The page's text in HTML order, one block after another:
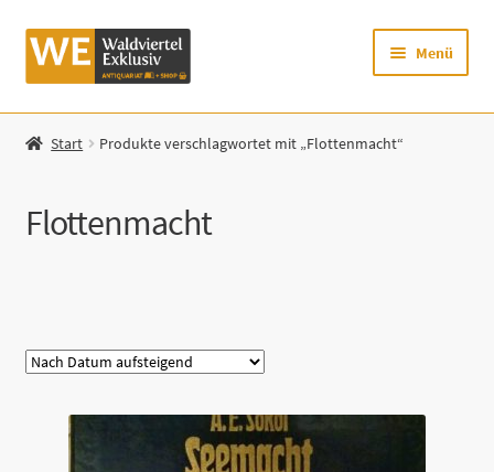
Zur
Navigation
Zum
Inhalt
Menü
Startseite
Mein Konto
Zur Waldviertel Exklusiv-Website
Start Produkte verschlagwortet mit „Flottenmacht“
Flottenmacht